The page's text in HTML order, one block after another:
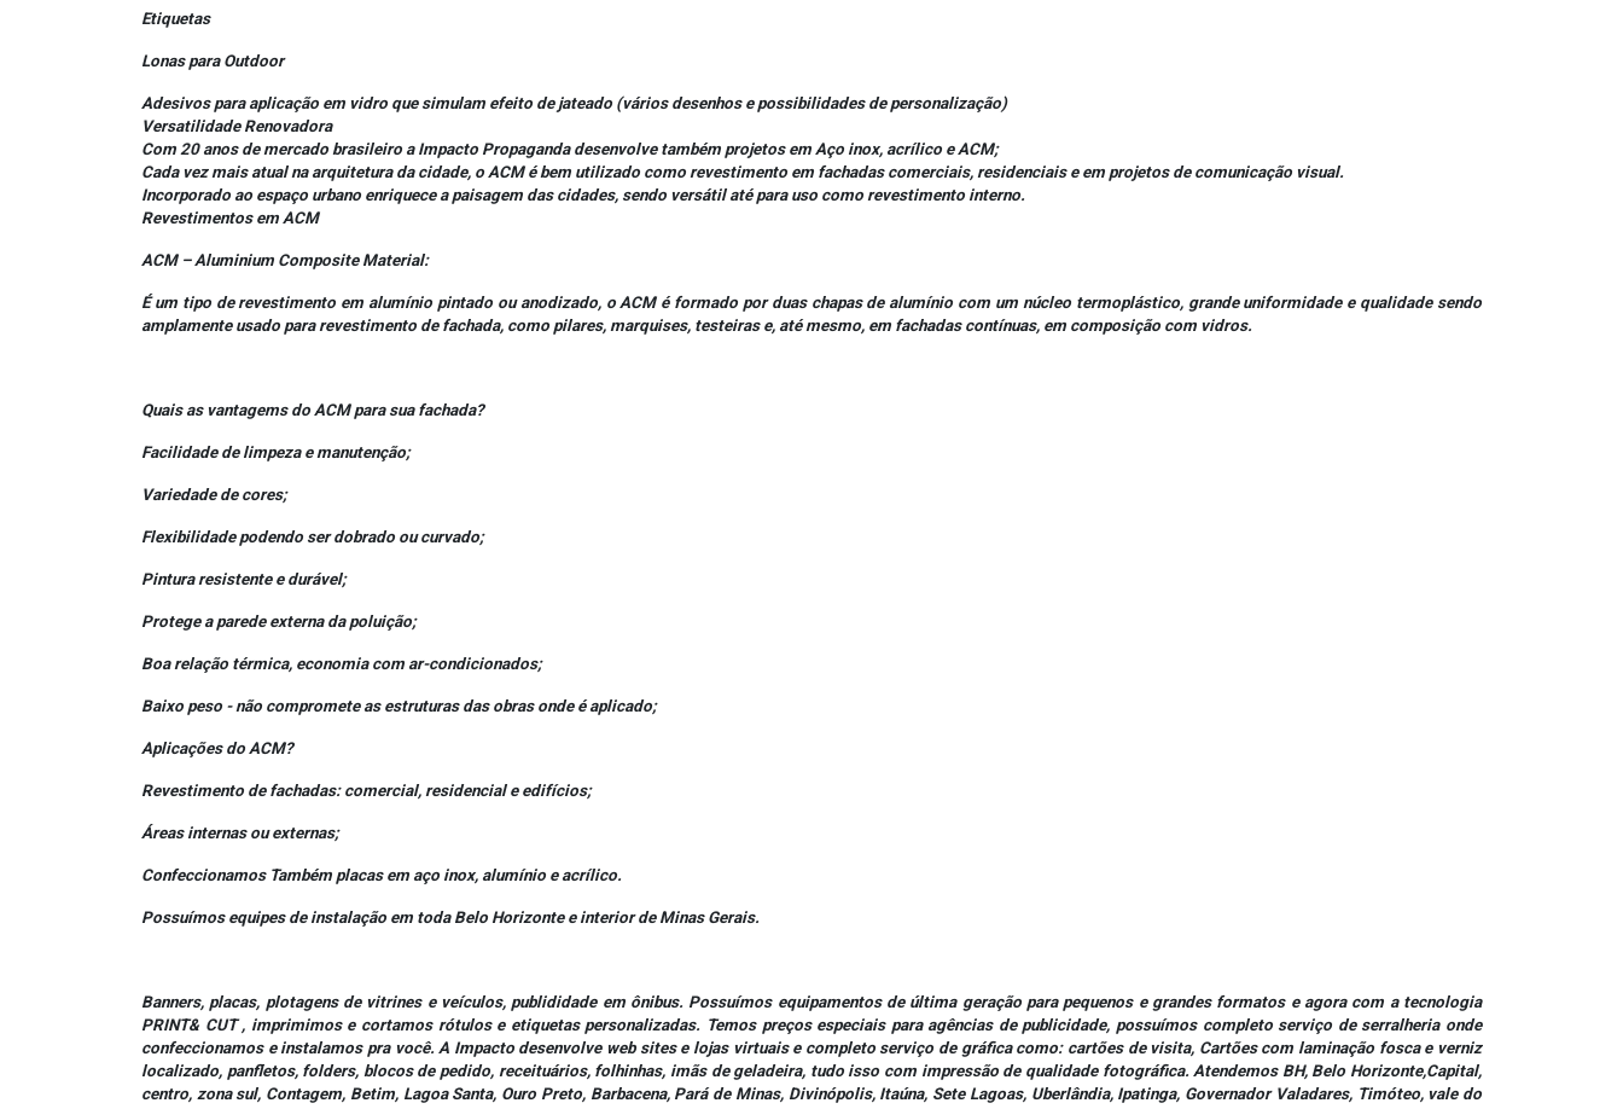
Etiquetas
Lonas para Outdoor
Adesivos para aplicação em vidro que simulam efeito de jateado (vários desenhos e possibilidades de personalização)
Versatilidade Renovadora
Com 20 anos de mercado brasileiro a Impacto Propaganda desenvolve também projetos em Aço inox, acrílico e ACM;
Cada vez mais atual na arquitetura da cidade, o ACM é bem utilizado como revestimento em fachadas comerciais, residenciais e em projetos de comunicação visual.
Incorporado ao espaço urbano enriquece a paisagem das cidades, sendo versátil até para uso como revestimento interno.
Revestimentos em ACM
ACM – Aluminium Composite Material:
É um tipo de revestimento em alumínio pintado ou anodizado, o ACM é formado por duas chapas de alumínio com um núcleo termoplástico, grande uniformidade e qualidade sendo
amplamente usado para revestimento de fachada, como pilares, marquises, testeiras e, até mesmo, em fachadas contínuas, em composição com vidros.
Quais as vantagems do ACM para sua fachada?
Facilidade de limpeza e manutenção;
Variedade de cores;
Flexibilidade podendo ser dobrado ou curvado;
Pintura resistente e durável;
Protege a parede externa da poluição;
Boa relação térmica, economia com ar-condicionados;
Baixo peso - não compromete as estruturas das obras onde é aplicado;
Aplicações do ACM?
Revestimento de fachadas: comercial, residencial e edifícios;
Áreas internas ou externas;
Confeccionamos Também placas em aço inox, alumínio e acrílico.
Possuímos equipes de instalação em toda Belo Horizonte e interior de Minas Gerais.
Banners, placas, plotagens de vitrines e veículos, publididade em ônibus. Possuímos equipamentos de última geração para pequenos e grandes formatos e agora com a tecnologia
PRINT& CUT , imprimimos e cortamos rótulos e etiquetas personalizadas. Temos preços especiais para agências de publicidade, possuímos completo serviço de serralheria onde
confeccionamos e instalamos pra você. A Impacto desenvolve web sites e lojas virtuais e completo serviço de gráfica como: cartões de visita, Cartões com laminação fosca e verniz
localizado, panfletos, folders, blocos de pedido, receituários, folhinhas, imãs de geladeira, tudo isso com impressão de qualidade fotográfica. Atendemos BH, Belo Horizonte,Capital,
centro, zona sul, Contagem, Betim, Lagoa Santa, Ouro Preto, Barbacena, Pará de Minas, Divinópolis, Itaúna, Sete Lagoas, Uberlândia, Ipatinga, Governador Valadares, Timóteo, vale do